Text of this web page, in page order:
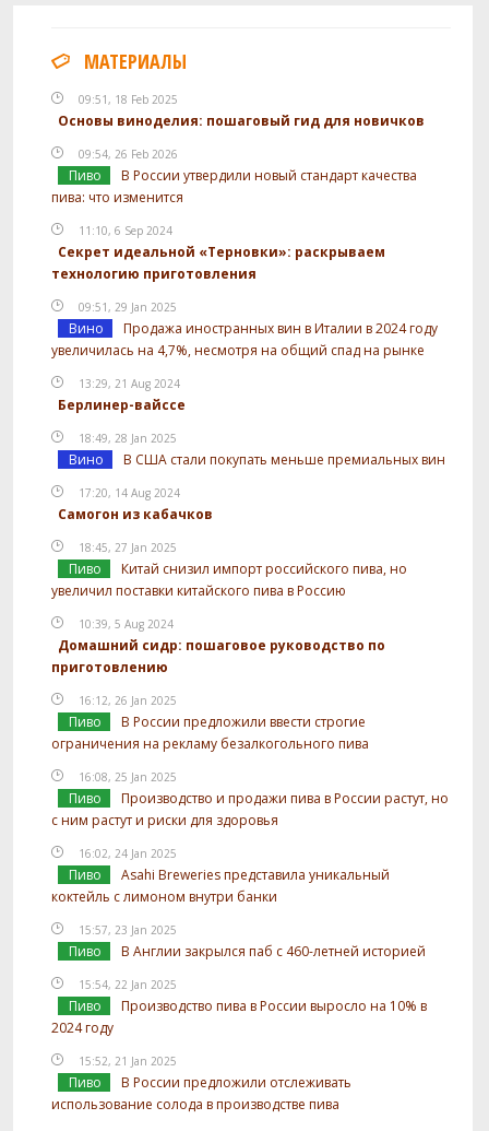
МАТЕРИАЛЫ
09:51, 18 Feb 2025
Основы виноделия: пошаговый гид для новичков
09:54, 26 Feb 2026
Пиво
В России утвердили новый стандарт качества
пива: что изменится
11:10, 6 Sep 2024
Секрет идеальной «Терновки»: раскрываем
технологию приготовления
09:51, 29 Jan 2025
Вино
Продажа иностранных вин в Италии в 2024 году
увеличилась на 4,7%, несмотря на общий спад на рынке
13:29, 21 Aug 2024
Берлинер-вайссе
18:49, 28 Jan 2025
Вино В США стали покупать меньше премиальных вин
17:20, 14 Aug 2024
Самогон из кабачков
18:45, 27 Jan 2025
Пиво
Китай снизил импорт российского пива, но
увеличил поставки китайского пива в Россию
10:39, 5 Aug 2024
Домашний сидр: пошаговое руководство по
приготовлению
16:12, 26 Jan 2025
Пиво
В России предложили ввести строгие
ограничения на рекламу безалкогольного пива
16:08, 25 Jan 2025
Пиво
Производство и продажи пива в России растут, но
с ним растут и риски для здоровья
16:02, 24 Jan 2025
Пиво
Asahi Breweries представила уникальный
коктейль с лимоном внутри банки
15:57, 23 Jan 2025
Пиво В Англии закрылся паб с 460-летней историей
15:54, 22 Jan 2025
Пиво
Производство пива в России выросло на 10% в
2024 году
15:52, 21 Jan 2025
Пиво
В России предложили отслеживать
использование солода в производстве пива